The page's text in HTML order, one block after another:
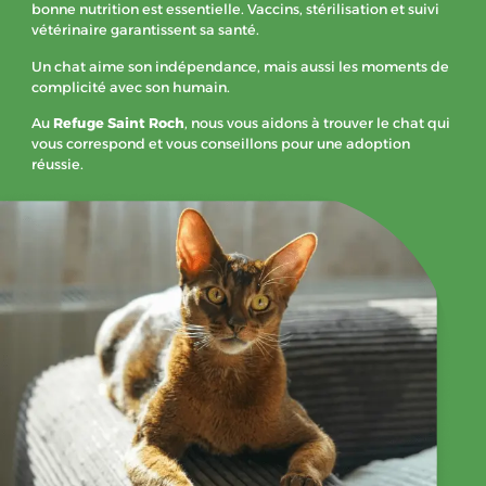
bonne nutrition est essentielle. Vaccins, stérilisation et suivi
vétérinaire garantissent sa santé.
Un chat aime son indépendance, mais aussi les moments de
complicité avec son humain.
Au Refuge Saint Roch, nous vous aidons à trouver le chat qui
vous correspond et vous conseillons pour une adoption
réussie.